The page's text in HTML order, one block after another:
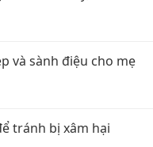
và sành điệu cho mẹ
tránh bị xâm hại